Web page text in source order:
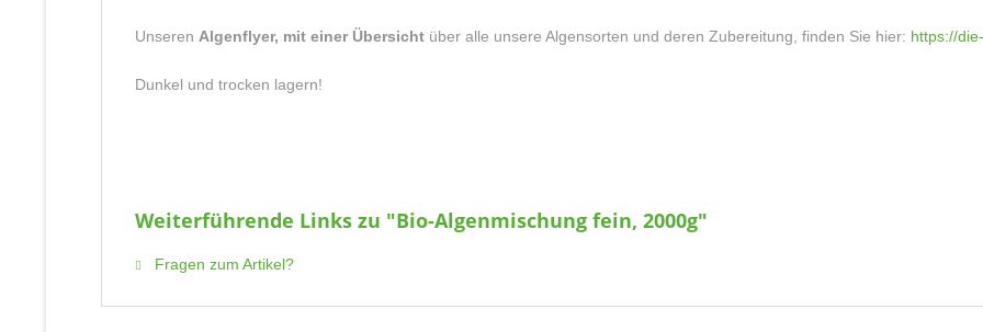
Unseren Algenflyer, mit einer Übersicht über alle unsere Algensorten und deren Zubereitung, finden Sie hier: https://
Dunkel und trocken lagern!
Weiterführende Links zu "Bio-Algenmischung fein, 2000g"
Fragen zum Artikel?